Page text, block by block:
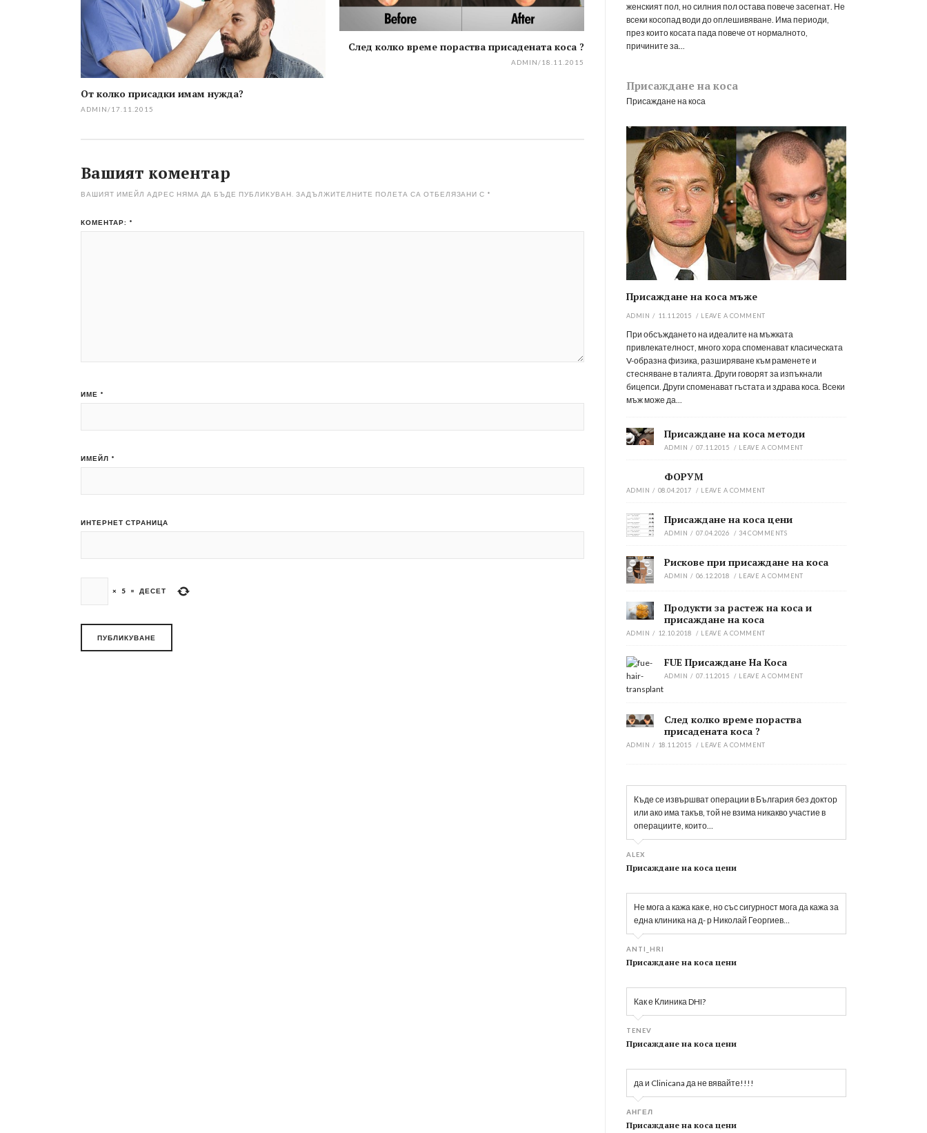
След колко време пораства присадената коса ?
ADMIN/18.11.2015
От колко присадки имам нужда?
ADMIN/17.11.2015
Вашият коментар
ВАШИЯТ ИМЕЙЛ АДРЕС НЯМА ДА БЪДЕ ПУБЛИКУВАН. ЗАДЪЛЖИТЕЛНИТЕ ПОЛЕТА СА ОТБЕЛЯЗАНИ С *
КОМЕНТАР: *
ИМЕ *
ИМЕЙЛ *
ИНТЕРНЕТ СТРАНИЦА
× 5 = ДЕСЕТ
женският пол, но силния пол остава повече засегнат. Не
всеки косопад води до оплешивяване. Има периоди,
през които косата пада повече от нормалното,
причините за...
Присаждане на коса
Присаждане на коса
Присаждане на коса мъже
ADMIN / 11.11.2015 / LEAVE A COMMENT
При обсъждането на идеалите на мъжката
привлекателност, много хора споменават класическата
V-образна физика, разширяване към раменете и
стесняване в талията. Други говорят за изпъкнали
бицепси. Други споменават гъстата и здрава коса. Всеки
мъж може да...
Присаждане на коса методи
ADMIN / 07.11.2015 / LEAVE A COMMENT
ФОРУМ
ADMIN / 08.04.2017 / LEAVE A COMMENT
Присаждане на коса цени
ADMIN / 07.04.2026 / 34COMMENTS
Рискове при присаждане на коса
ADMIN / 06.12.2018 / LEAVE A COMMENT
Продукти за растеж на коса и
присаждане на коса
ADMIN / 12.10.2018 / LEAVE A COMMENT
FUE Присаждане На Коса
ADMIN / 07.11.2015 / LEAVE A COMMENT
След колко време пораства
присадената коса ?
ADMIN / 18.11.2015 / LEAVE A COMMENT
Къде се извършват операции в България без доктор
или ако има такъв, той не взима никакво участие в
операциите, които…
ALEX
Присаждане на коса цени
Не мога а кажа как е, но със сигурност мога да кажа за
една клиника на д- р Николай Георгиев…
ANTI_HRI
Присаждане на коса цени
Как е Клиника DHI?
TENEV
Присаждане на коса цени
да и Clinicana да не вявайте!!!!
АНГЕЛ
Присаждане на коса цени